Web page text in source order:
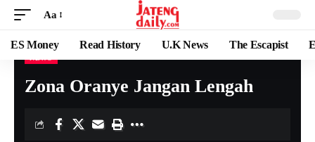
Aa
ES Money Read History U.K News The Escapist
Zona Oranye Jangan Lengah